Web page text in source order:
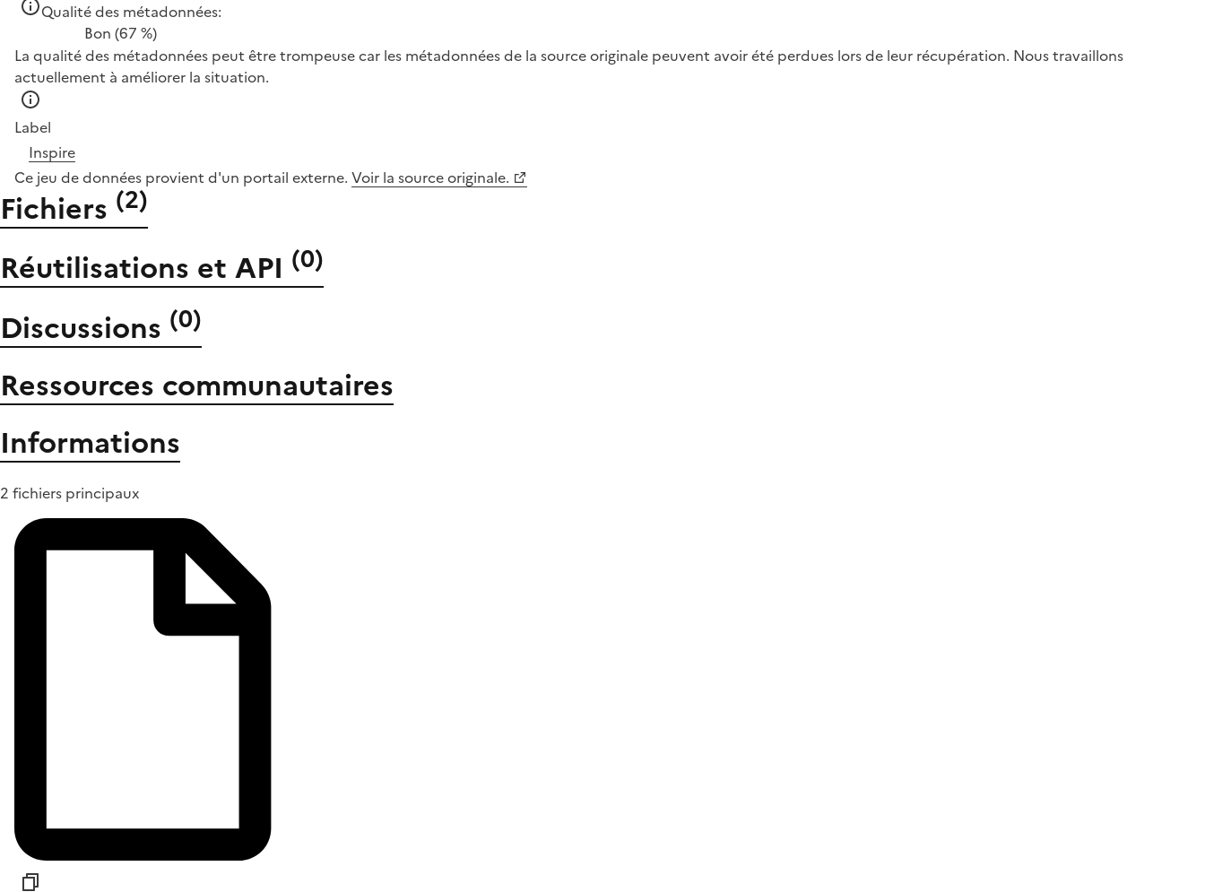
Qualité des métadonnées:
Bon (67 %)
La qualité des métadonnées peut être trompeuse car les métadonnées de la source originale peuvent avoir été perdues lors de leur récupération. Nous travaillons
actuellement à améliorer la situation.
Label
Inspire
Ce jeu de données provient d'un portail externe. Voir la source originale.
Fichiers (2)
Réutilisations et API (0)
Discussions (0)
Ressources communautaires
Informations
2 fichiers principaux